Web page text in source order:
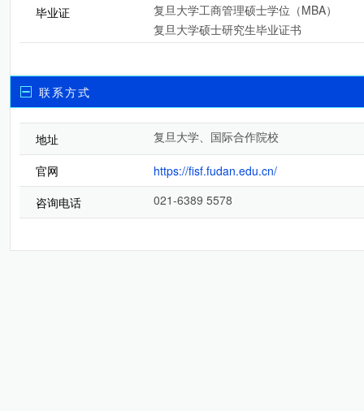
毕业证
复旦大学工商管理硕士学位（MBA）
复旦大学硕士研究生毕业证书
联系方式
地址 复旦大学、国际合作院校
官网
https://fisf.fudan.edu.cn/
咨询电话
021-6389 5578